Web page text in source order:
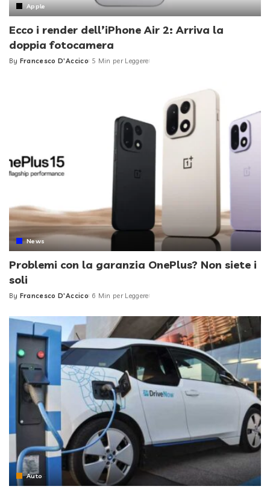
Apple
Ecco i render dell’iPhone Air 2: Arriva la
doppia fotocamera
Posted
By Francesco D'Accico 5 Min per Leggere
News
Problemi con la garanzia OnePlus? Non siete i
soli
Posted
By Francesco D'Accico 6 Min per Leggere
Auto